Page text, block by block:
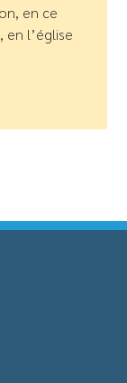
en ce
en l’église